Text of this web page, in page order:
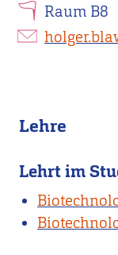
Raum B8
Lehre
Lehrt im